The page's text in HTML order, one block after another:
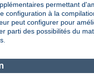
permettant
à la
peut configurer pour
des possibilités du